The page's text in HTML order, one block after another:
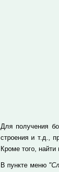
Для получения
строения и т.д.,
Кроме того,
В пункте меню